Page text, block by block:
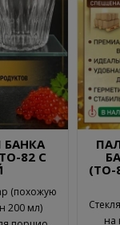
БАНКА
82 С
(похожую
200 мл)
(ТО-
на